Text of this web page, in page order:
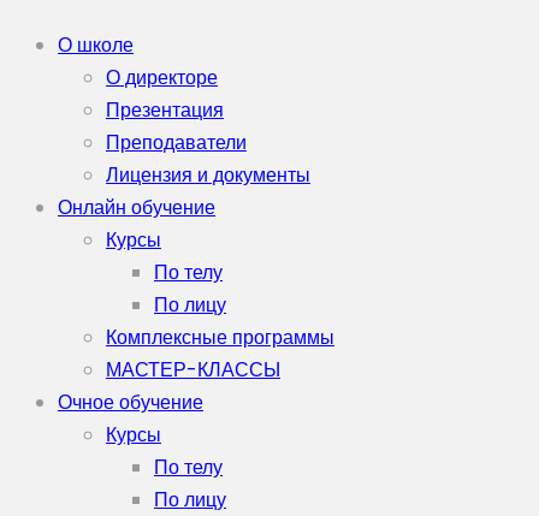
О школе
О директоре
Презентация
Преподаватели
Лицензия и документы
Онлайн обучение
Курсы
По телу
По лицу
Комплексные программы
МАСТЕР-КЛАССЫ
Очное обучение
Курсы
По телу
По лицу